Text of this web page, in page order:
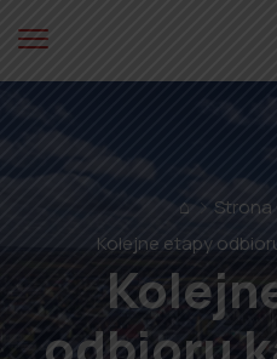
⌂
Strona
Kolejne etapy